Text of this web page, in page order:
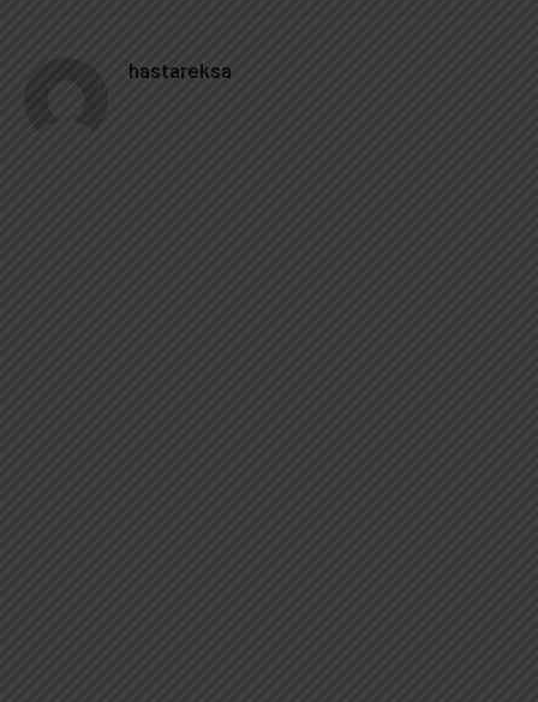
hastareksa